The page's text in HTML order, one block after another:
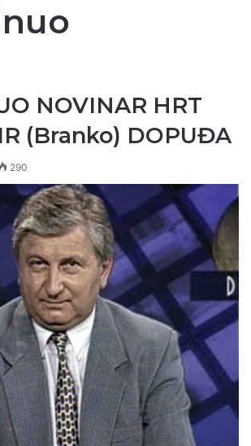
NOVINAR HRT
(Branko) DOPUĐA
290